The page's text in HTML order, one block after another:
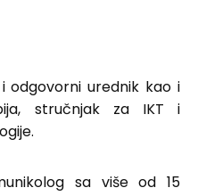
odgovorni urednik kao i
stručnjak za IKT i
sa više od 15